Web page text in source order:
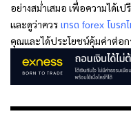
อย่างสม่ำเสมอ เพื่อความได้เ
และดูว่าควร เทรด forex โบรก
คุณและได้ประโยชน์คุ้มค่าต่อก